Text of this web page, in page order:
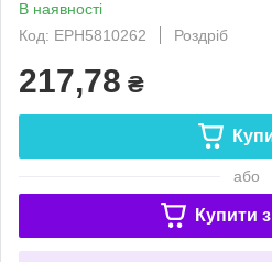
В наявності
Код: EPH5810262
Роздріб
217,78 ₴
або
Купити з